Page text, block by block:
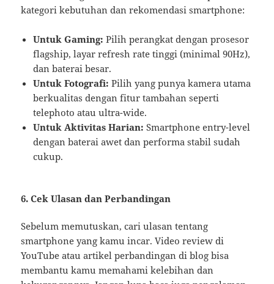
kategori kebutuhan dan rekomendasi smartphone:
Untuk Gaming: Pilih perangkat dengan prosesor
flagship, layar refresh rate tinggi (minimal 90Hz),
dan baterai besar.
Untuk Fotografi: Pilih yang punya kamera utama
berkualitas dengan fitur tambahan seperti
telephoto atau ultra-wide.
Untuk Aktivitas Harian: Smartphone entry-level
dengan baterai awet dan performa stabil sudah
cukup.
6. Cek Ulasan dan Perbandingan
Sebelum memutuskan, cari ulasan tentang
smartphone yang kamu incar. Video review di
YouTube atau artikel perbandingan di blog bisa
membantu kamu memahami kelebihan dan